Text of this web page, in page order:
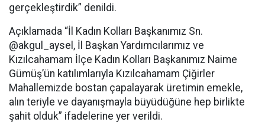
gerçekleştirdik” denildi.
Açıklamada “İl Kadın Kolları Başkanımız Sn.
@akgul_aysel, İl Başkan Yardımcılarımız ve
Kızılcahamam İlçe Kadın Kolları Başkanımız Naime
Gümüş’ün katılımlarıyla Kızılcahamam Çiğirler
Mahallemizde bostan çapalayarak üretimin emekle,
alın teriyle ve dayanışmayla büyüdüğüne hep birlikte
şahit olduk” ifadelerine yer verildi.